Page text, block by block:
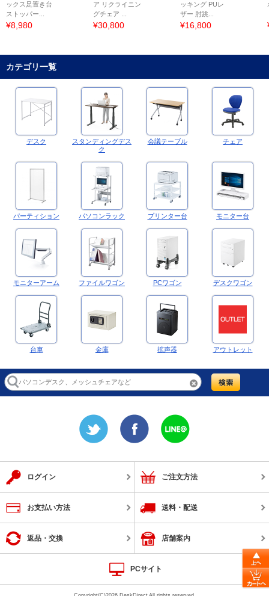
ックス足置き台
ストッパー...
¥8,980
ア リクライニン
グチェア ...
¥30,800
ッキング PUレ
ザー 肘跳...
¥16,800
カテゴリ一覧
デスク
スタンディングデス
ク
会議テーブル チェア
パーティション パソコンラック プリンター台 モニター台
モニターアーム ファイルワゴン PCワゴン デスクワゴン
台車 金庫 拡声器 アウトレット
ログイン ご注文方法
お支払い方法 送料・配送
返品・交換 店舗案内
PCサイト